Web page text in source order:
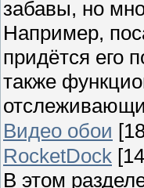
забавы, но
Например,
придётся его
также
Видео обои
RocketDock
В этом